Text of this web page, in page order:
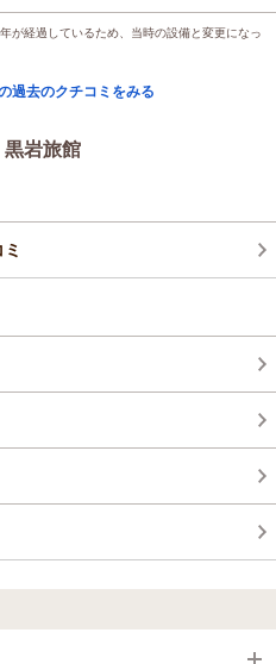
（返信日：2025/09/08）
一人あたり/税込)
るお姿がとても印象的で、
なりました！
楽しみにお越しください。
が経過しているため、当時の設備と変更になっ
去のクチコミをみる
岩旅館